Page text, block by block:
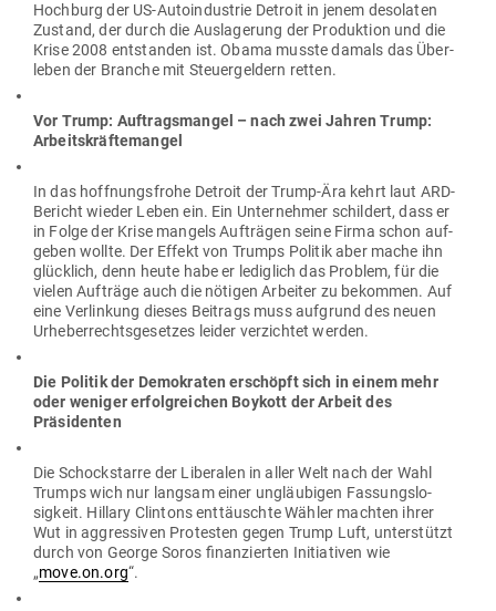
Hochburg der US-Auto­in­dustrie Detroit in jenem deso­laten
Zustand, der durch die Aus­la­gerung der Pro­duktion und die
Krise 2008 ent­standen ist. Obama musste damals das Über­
leben der Branche mit Steu­er­geldern retten.
Vor Trump: Auf­trags­mangel – nach zwei Jahren Trump:
Arbeitskräftemangel
In das hoff­nungs­frohe Detroit der Trump-Ära kehrt laut ARD-
Bericht wieder Leben ein. Ein Unter­nehmer schildert, dass er
in Folge der Krise mangels Auf­trägen seine Firma schon auf­
geben wollte. Der Effekt von Trumps Politik aber mache ihn
glücklich, denn heute habe er lediglich das Problem, für die
vielen Auf­träge auch die nötigen Arbeiter zu bekommen. Auf
eine Ver­linkung dieses Bei­trags muss auf­grund des neuen
Urhe­ber­rechts­ge­setzes leider ver­zichtet werden.
Die Politik der Demo­kraten erschöpft sich in einem mehr
oder weniger erfolg­reichen Boykott der Arbeit des
Präsidenten
Die Schock­starre der Libe­ralen in aller Welt nach der Wahl
Trumps wich nur langsam einer ungläu­bigen Fas­sungs­lo­
sigkeit. Hillary Clintons ent­täuschte Wähler machten ihrer
Wut in aggres­siven Pro­testen gegen Trump Luft, unter­stützt
durch von George Soros finan­zierten Initia­tiven wie
„move.on.org“.